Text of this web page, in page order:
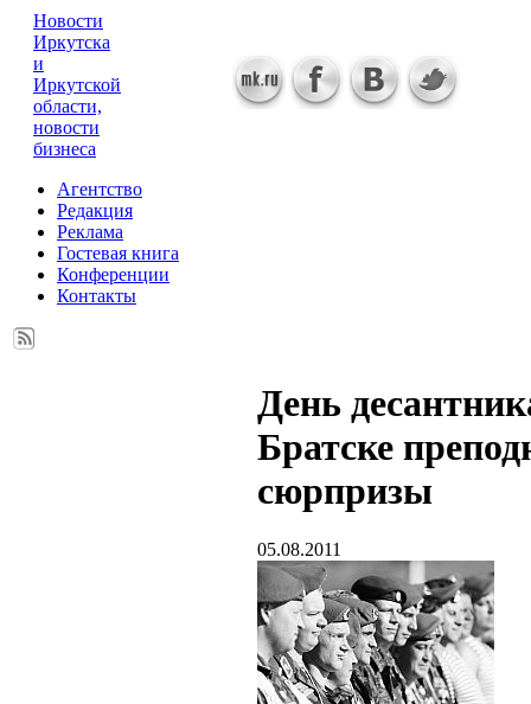
Новости
Иркутска
и
Иркутской
области,
новости
бизнеса
Агентство
Редакция
Реклама
Гостевая книга
Конференции
Контакты
День
Братске
сюрпризы
05.08.2011